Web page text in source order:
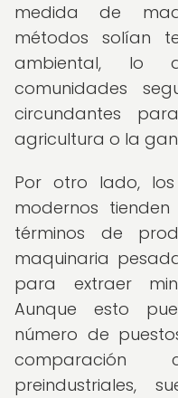
medida de
métodos solían
ambiental, lo
comunidades
circundantes
agricultura o la
Por otro lado,
modernos
términos de
maquinaria
para extraer
Aunque esto
número de
preindustriales,